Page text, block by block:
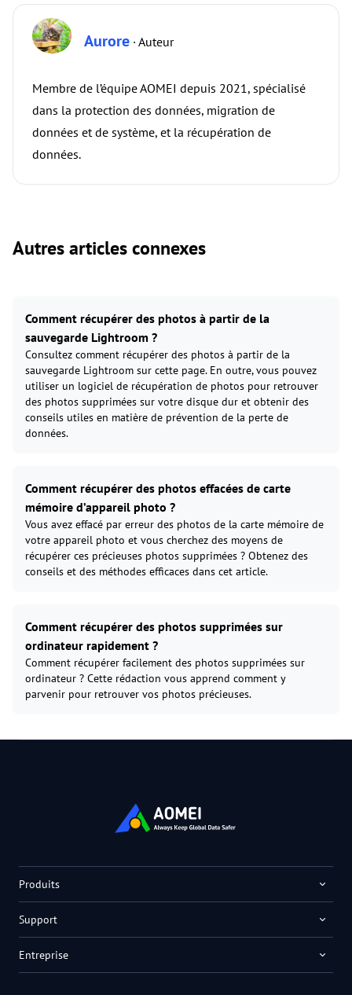
Aurore · Auteur
Membre de l’équipe AOMEI depuis 2021, spécialisé
dans la protection des données, migration de
données et de système, et la récupération de
données.
Autres articles connexes
Comment récupérer des photos à partir de la
sauvegarde Lightroom ?
Consultez comment récupérer des photos à partir de la
sauvegarde Lightroom sur cette page. En outre, vous pouvez
utiliser un logiciel de récupération de photos pour retrouver
des photos supprimées sur votre disque dur et obtenir des
conseils utiles en matière de prévention de la perte de
données.
Comment récupérer des photos effacées de carte
mémoire d’appareil photo ?
Vous avez effacé par erreur des photos de la carte mémoire de
votre appareil photo et vous cherchez des moyens de
récupérer ces précieuses photos supprimées ? Obtenez des
conseils et des méthodes efficaces dans cet article.
Comment récupérer des photos supprimées sur
ordinateur rapidement ?
Comment récupérer facilement des photos supprimées sur
ordinateur ? Cette rédaction vous apprend comment y
parvenir pour retrouver vos photos précieuses.
Produits
Support
Entreprise